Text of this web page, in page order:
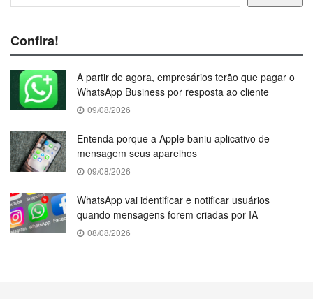
Confira!
A partir de agora, empresários terão que pagar o
WhatsApp Business por resposta ao cliente
09/08/2026
Entenda porque a Apple baniu aplicativo de
mensagem seus aparelhos
09/08/2026
WhatsApp vai identificar e notificar usuários
quando mensagens forem criadas por IA
08/08/2026